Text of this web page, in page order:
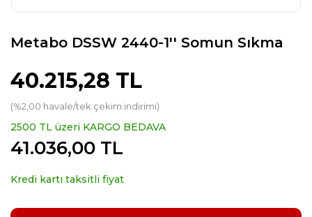
Metabo DSSW 2440-1'' Somun Sıkma
40.215,28 TL
(%2,00 havale/tek çekim indirimi)
2500 TL üzeri KARGO BEDAVA
41.036,00 TL
Kredi kartı taksitli fiyat